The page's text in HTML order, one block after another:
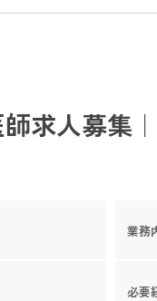
求人募集
業務
必要